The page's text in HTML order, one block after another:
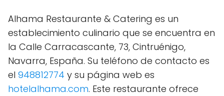
Alhama Restaurante & Catering es un
establecimiento culinario que se encuentra en
la Calle Carracascante, 73, Cintruénigo,
Navarra, España. Su teléfono de contacto es
el 948812774 y su página web es
hotelalhama.com. Este restaurante ofrece